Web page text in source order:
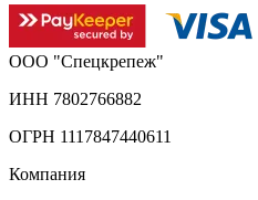
ООО "Спецкрепеж"
ИНН 7802766882
ОГРН 1117847440611
Компания